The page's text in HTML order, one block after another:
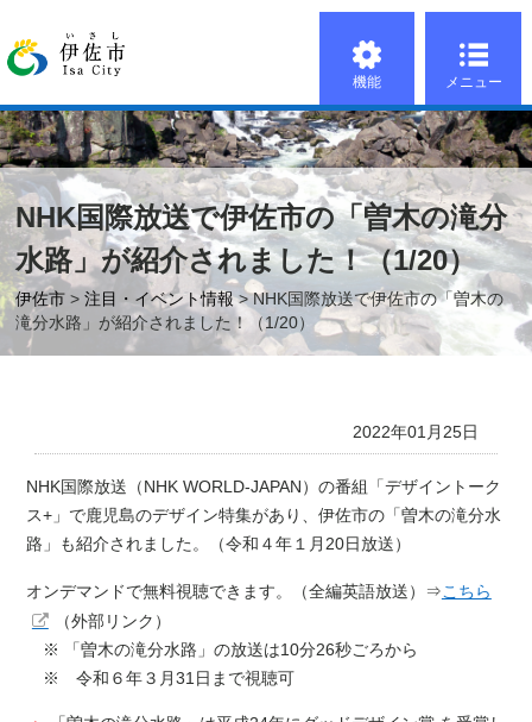
機能 メニュー
NHK国際放送で伊佐市の「曽木の滝分
水路」が紹介されました！（1/20）
伊佐市 >注目・イベント情報> NHK国際放送で伊佐市の「曽木の
滝分水路」が紹介されました！（1/20）
2022年01月25日
NHK国際放送（NHK WORLD-JAPAN）の番組「デザイントーク
ス+」で鹿児島のデザイン特集があり、伊佐市の「曽木の滝分水
路」も紹介されました。（令和４年１月20日放送）
オンデマンドで無料視聴できます。（全編英語放送）⇒こちら
（外部リンク）
※ 「曽木の滝分水路」の放送は10分26秒ごろから
※ 令和６年３月31日まで視聴可